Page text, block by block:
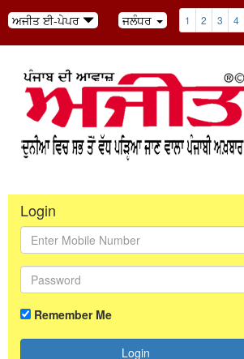
ਅਜੀਤ ਈ-ਪੇਪਰ ਜਲੰਧਰ 1 2 3 4
Login
Remember Me